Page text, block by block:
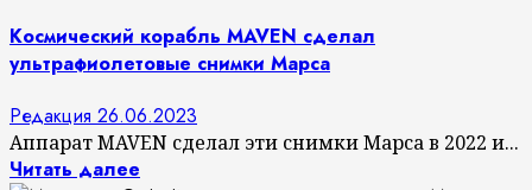
Космический корабль MAVEN сделал
ультрафиолетовые снимки Марса
Редакция 26.06.2023
Аппарат MAVEN сделал эти снимки Марса в 2022 и...
Читать далее